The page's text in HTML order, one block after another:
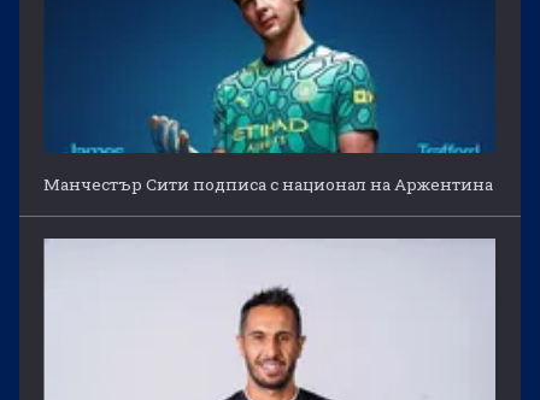
Манчестър Сити подписа с национал на Аржентина